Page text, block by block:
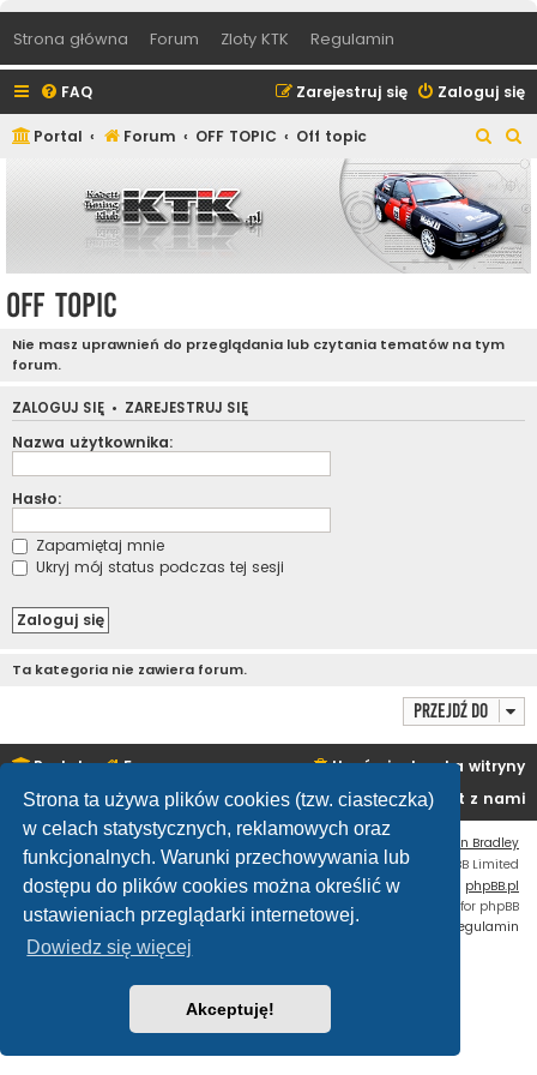
Strona ta używa plików cookies (tzw. ciasteczka)
w celach statystycznych, reklamowych oraz
funkcjonalnych. Warunki przechowywania lub
dostępu do plików cookies można określić w
ustawieniach przeglądarki internetowej.
Dowiedz się więcej
Akceptuję!
Strona główna Forum Zloty KTK Regulamin
FAQ Zaloguj się
Zarejestruj się
Portal Forum OFF TOPIC Off topic
z
u
k
z
u
k
a
Off topic
Nie masz uprawnień do przeglądania lub czytania tematów na tym
forum.
ZALOGUJ SIĘ • ZAREJESTRUJ SIĘ
Nazwa użytkownika:
Hasło:
Zapamiętaj mnie
Ukryj mój status podczas tej sesji
Ta kategoria nie zawiera forum.
Przejdź do
Portal Forum
Usuń ciasteczka witryny
Kontakt z nami
Ian Bradley
Technologię dostarczaphpBB® Forum Software © phpBB Limited
Polski pakiet językowy dostarcza phpBB.pl
Custom Code
extension for phpBB
Zasady ochrony danych osobowych
Regulamin